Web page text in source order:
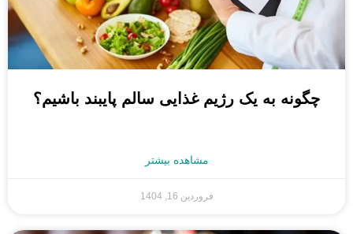
چگونه به یک رژیم غذایی سالم پایبند باشیم؟
مشاهده بیشتر
فروردین 16, 1404